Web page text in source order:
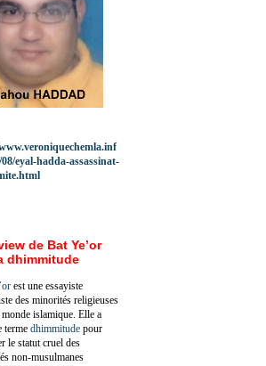
08/eyal-hadda-assassinat-
de Bat Ye’or
dhimmitude
est une essayiste
des minorités religieuses
islamique. Elle a
terme dhimmitude pour
le statut cruel des
non-musulmanes